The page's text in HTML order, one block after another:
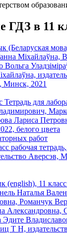
ГДЗ в 11
работ